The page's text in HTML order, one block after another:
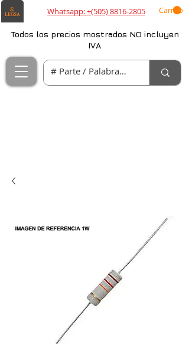
Whatsapp: +(505) 8816-2805 Carrito
Todos los precios mostrados NO incluyen
IVA